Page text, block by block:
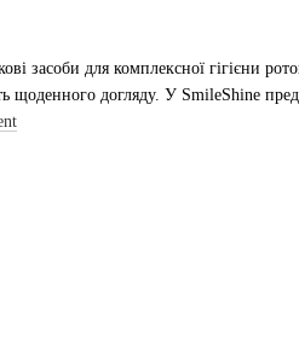
засоби для комплексної гігієни
догляду. У SmileShine